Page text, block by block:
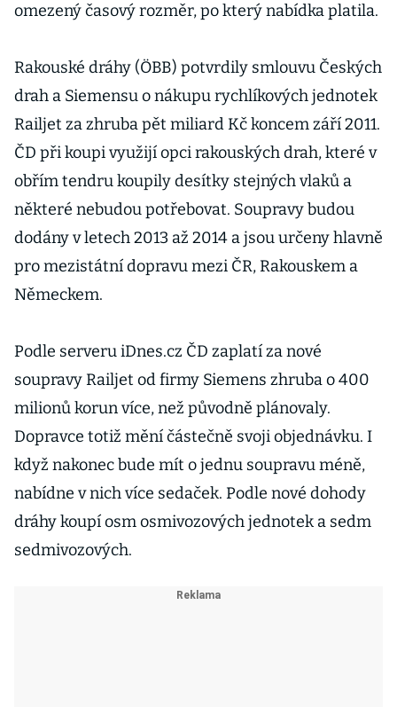
omezený časový rozměr, po který nabídka platila.
Rakouské dráhy (ÖBB) potvrdily smlouvu Českých
drah a Siemensu o nákupu rychlíkových jednotek
Railjet za zhruba pět miliard Kč koncem září 2011.
ČD při koupi využijí opci rakouských drah, které v
obřím tendru koupily desítky stejných vlaků a
některé nebudou potřebovat. Soupravy budou
dodány v letech 2013 až 2014 a jsou určeny hlavně
pro mezistátní dopravu mezi ČR, Rakouskem a
Německem.
Podle serveru iDnes.cz ČD zaplatí za nové
soupravy Railjet od firmy Siemens zhruba o 400
milionů korun více, než původně plánovaly.
Dopravce totiž mění částečně svoji objednávku. I
když nakonec bude mít o jednu soupravu méně,
nabídne v nich více sedaček. Podle nové dohody
dráhy koupí osm osmivozových jednotek a sedm
sedmivozových.